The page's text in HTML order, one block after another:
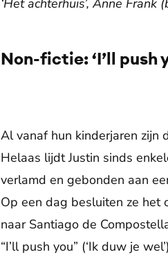
‘Het achterhuis’, Anne
Non-fictie: ‘I’ll push
Al vanaf hun kinderjaren zijn
Helaas lijdt Justin sinds
verlamd en gebonden aan
Op een dag besluiten ze het
naar Santiago de
“I’ll push you” (‘Ik duw je